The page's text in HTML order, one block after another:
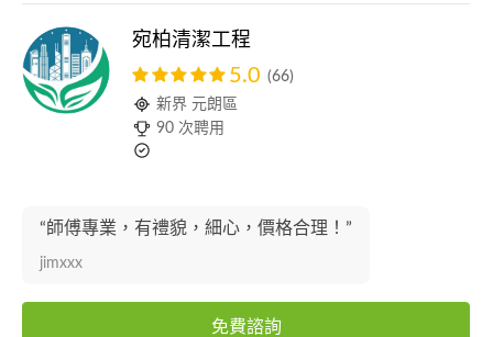
宛柏清潔工程
5.0 (66)
新界 元朗區
90 次聘用
“師傅專業，有禮貌，細心，價格合理！”
jimxxx
免費諮詢